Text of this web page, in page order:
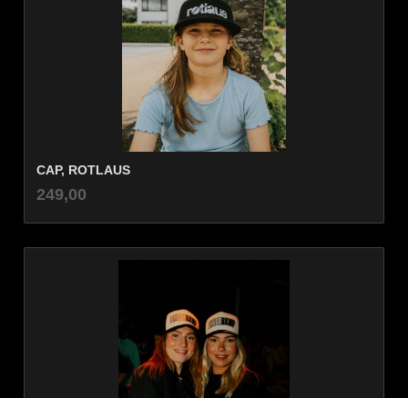
CAP, ROTLAUS
Pris
249,00